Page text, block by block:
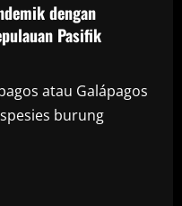
dengan
Pasifik
atau Galápagos
burung